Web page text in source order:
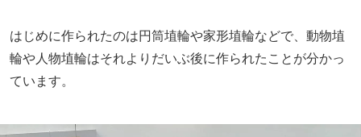
はじめに作られたのは円筒埴輪や家形埴輪などで、動物埴
輪や人物埴輪はそれよりだいぶ後に作られたことが分かっ
ています。